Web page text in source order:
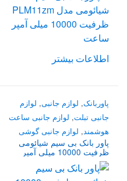
اطلاعات بیشتر
پاوربانک, لوازم جانبی, لوازم
جانبی تبلت, لوازم جانبی ساعت
هوشمند, لوازم جانبی گوشی
پاور بانک بی سیم شیائومی
ظرفیت 10000 میلی آمپر
ساعت